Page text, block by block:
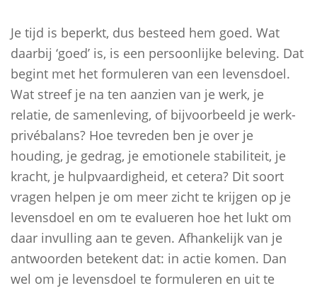
Je tijd is beperkt, dus besteed hem goed. Wat
daarbij ‘goed’ is, is een persoonlijke beleving. Dat
begint met het formuleren van een levensdoel.
Wat streef je na ten aanzien van je werk, je
relatie, de samenleving, of bijvoorbeeld je werk-
privébalans? Hoe tevreden ben je over je
houding, je gedrag, je emotionele stabiliteit, je
kracht, je hulpvaardigheid, et cetera? Dit soort
vragen helpen je om meer zicht te krijgen op je
levensdoel en om te evalueren hoe het lukt om
daar invulling aan te geven. Afhankelijk van je
antwoorden betekent dat: in actie komen. Dan
wel om je levensdoel te formuleren en uit te